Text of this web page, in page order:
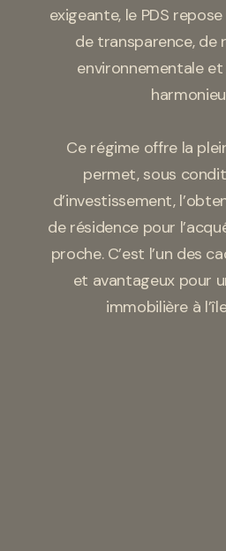
exigeante, le PDS
de transparence, de
environnementale
Ce régime offre la
permet, sous
d’investissement,
de résidence pour
proche. C’est l’un des
et avantageux pour
immobilière à